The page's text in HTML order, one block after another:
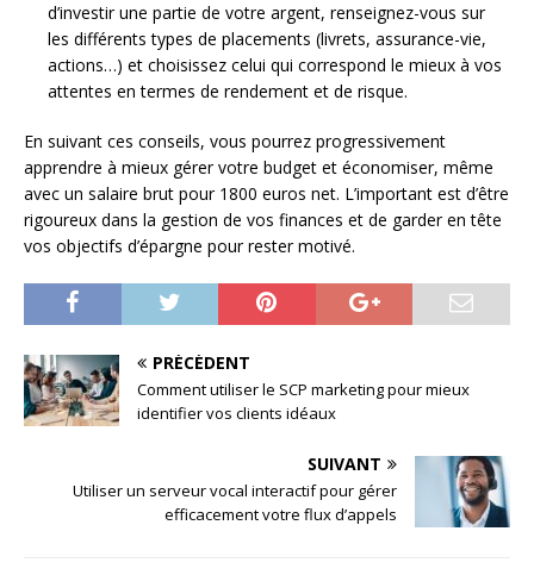
d’investir une partie de votre argent, renseignez-vous sur
les différents types de placements (livrets, assurance-vie,
actions…) et choisissez celui qui correspond le mieux à vos
attentes en termes de rendement et de risque.
En suivant ces conseils, vous pourrez progressivement
apprendre à mieux gérer votre budget et économiser, même
avec un salaire brut pour 1800 euros net. L’important est d’être
rigoureux dans la gestion de vos finances et de garder en tête
vos objectifs d’épargne pour rester motivé.
PRÉCÉDENT
Comment utiliser le SCP marketing pour mieux
identifier vos clients idéaux
SUIVANT
Utiliser un serveur vocal interactif pour gérer
efficacement votre flux d’appels